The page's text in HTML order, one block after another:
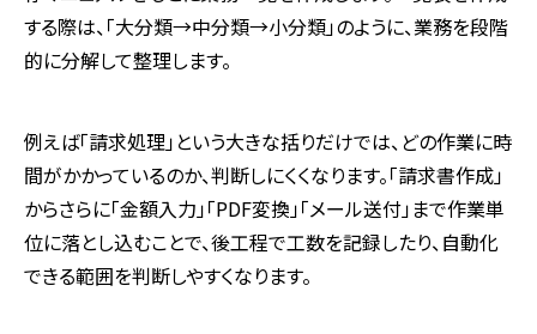
する際は、「大分類→中分類→小分類」のように、業務を段階
的に分解して整理します。
例えば「請求処理」という大きな括りだけでは、どの作業に時
間がかかっているのか、判断しにくくなります。「請求書作成」
からさらに「金額入力」「PDF変換」「メール送付」まで作業単
位に落とし込むことで、後工程で工数を記録したり、自動化
できる範囲を判断しやすくなります。